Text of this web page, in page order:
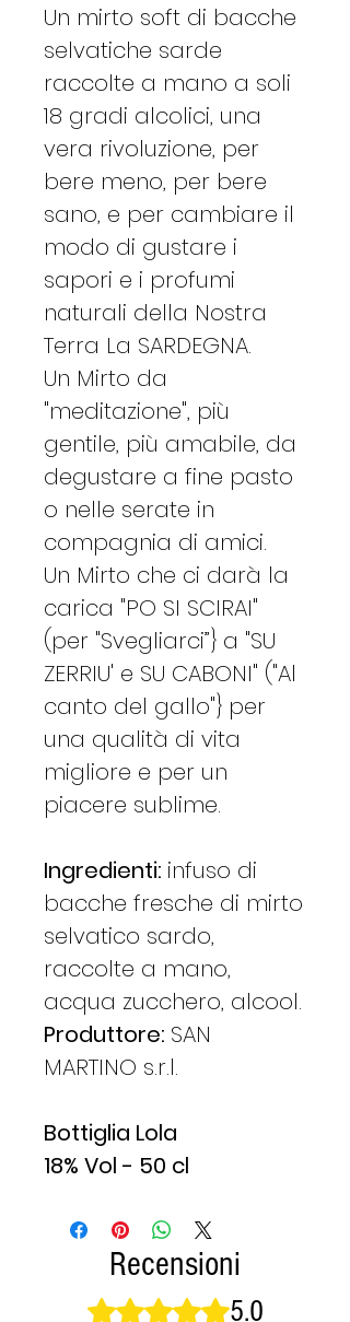
Un mirto soft di bacche
selvatiche sarde
raccolte a mano a soli
18 gradi alcolici, una
vera rivoluzione, per
bere meno, per bere
sano, e per cambiare il
modo di gustare i
sapori e i profumi
naturali della Nostra
Terra La SARDEGNA.
Un Mirto da
"meditazione", più
gentile, più amabile, da
degustare a fine pasto
o nelle serate in
compagnia di amici.
Un Mirto che ci darà la
carica "PO SI SCIRAI"
(per "Svegliarci”} a "SU
ZERRIU' e SU CABONI" ("Al
canto del gallo"} per
una qualità di vita
migliore e per un
piacere sublime.
Ingredienti: infuso di
bacche fresche di mirto
selvatico sardo,
raccolte a mano,
acqua zucchero, alcool.
Produttore: SAN
MARTINO s.r.l.
Bottiglia Lola
18% Vol - 50 cl
Recensioni
Valutazione 5 stelle su 5.
5.0